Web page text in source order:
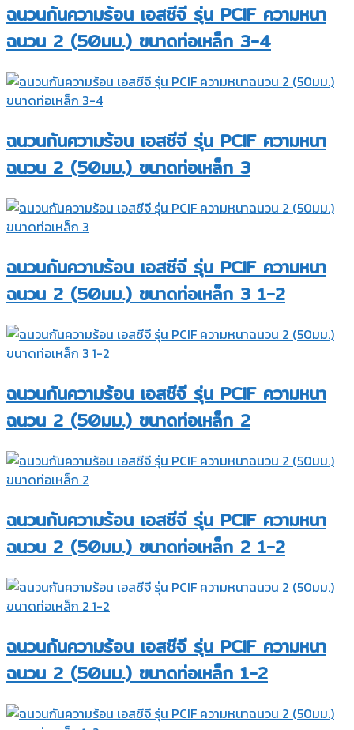
ฉนวนกันความร้อน เอสซีจี รุ่น PCIF ความหนา
ฉนวน 2 (50มม.) ขนาดท่อเหล็ก 3-4
ฉนวนกันความร้อน เอสซีจี รุ่น PCIF ความหนา
ฉนวน 2 (50มม.) ขนาดท่อเหล็ก 3
ฉนวนกันความร้อน เอสซีจี รุ่น PCIF ความหนา
ฉนวน 2 (50มม.) ขนาดท่อเหล็ก 3 1-2
ฉนวนกันความร้อน เอสซีจี รุ่น PCIF ความหนา
ฉนวน 2 (50มม.) ขนาดท่อเหล็ก 2
ฉนวนกันความร้อน เอสซีจี รุ่น PCIF ความหนา
ฉนวน 2 (50มม.) ขนาดท่อเหล็ก 2 1-2
ฉนวนกันความร้อน เอสซีจี รุ่น PCIF ความหนา
ฉนวน 2 (50มม.) ขนาดท่อเหล็ก 1-2